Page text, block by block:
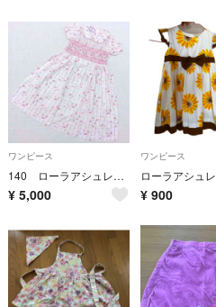
ワンピース
140 ローラアシュレイ 胸元スモッキングの花柄ワンピース
¥ 5,000
ワンピース
¥ 900